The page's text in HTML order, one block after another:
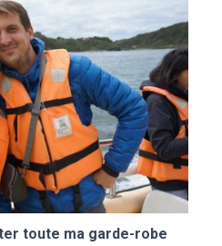
toute ma garde-robe